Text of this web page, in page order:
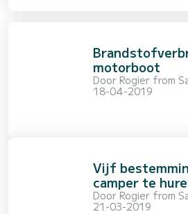
motorboot
Door Rogier from
18-04-2019
Vijf
camper te
Door Rogier from
21-03-2019